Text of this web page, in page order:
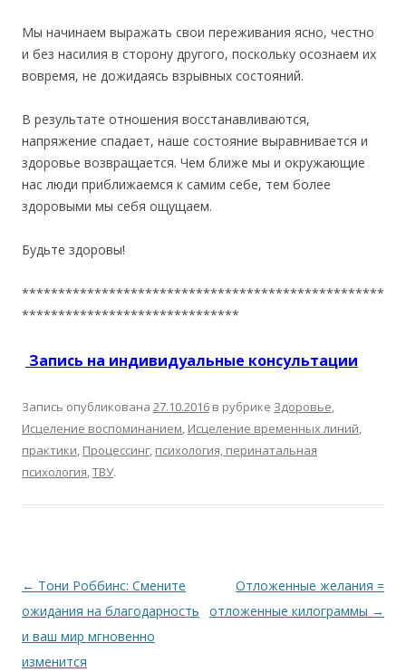
Мы начинаем выражать свои переживания ясно, честно
и без насилия в сторону другого, поскольку осознаем их
вовремя, не дожидаясь взрывных состояний.
В результате отношения восстанавливаются,
напряжение спадает, наше состояние выравнивается и
здоровье возвращается. Чем ближе мы и окружающие
нас люди приближаемся к самим себе, тем более
здоровыми мы себя ощущаем.
Будьте здоровы!
**************************************************
******************************
Запись на индивидуальные консультации
Запись опубликована 27.10.2016 в рубрике Здоровье,
Исцеление воспоминанием, Исцеление временных линий,
практики, Процессинг, психология, перинатальная
психология,ТВУ.
Навигация по записям
← Тони Роббинс: Смените
ожидания на благодарность
и ваш мир мгновенно
изменится
Отложенные желания =
отложенные килограммы →